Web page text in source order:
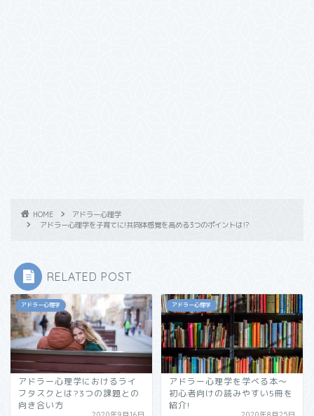
HOME
アドラー心理学
アドラー心理学を子育てに!共同体感覚を高める3つのポイントは⁉︎
RELATED POST
アドラー心理学
アドラー心理学におけるライ
フタスクとは?3つの課題との
向き合い方
アドラー心理学
アドラー心理学を学べる本～
初心者向けの読みやすい5冊を
紹介!